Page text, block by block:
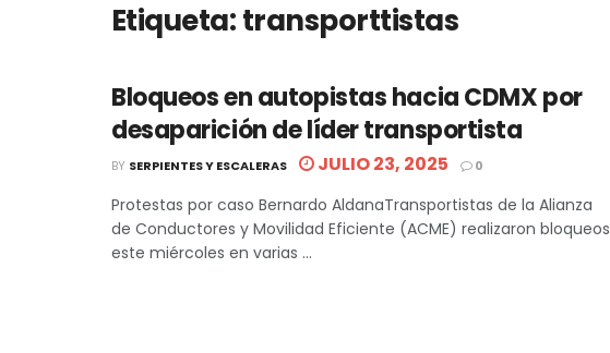
Etiqueta:transporttistas
Bloqueos en autopistas hacia CDMX por
desaparición de líder transportista
BY SERPIENTES Y ESCALERAS JULIO 23, 2025 0
Protestas por caso Bernardo AldanaTransportistas de la Alianza
de Conductores y Movilidad Eficiente (ACME) realizaron bloqueos
este miércoles en varias ...